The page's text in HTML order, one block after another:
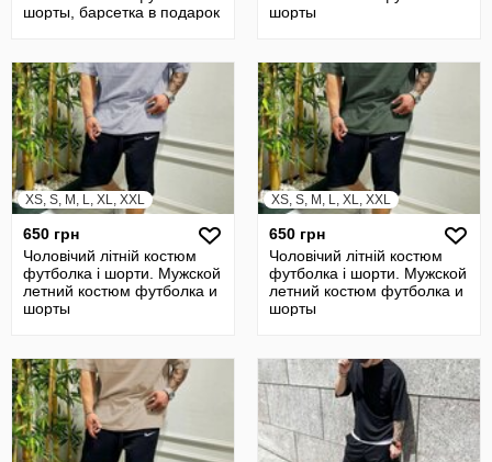
шорты, барсетка в подарок
шорты
XS, S, M, L, XL, XXL
650 грн
Чоловічий літній костюм
футболка і шорти. Мужской
летний костюм футболка и
шорты
XS, S, M, L, XL, XXL
650 грн
Чоловічий літній костюм
футболка і шорти. Мужской
летний костюм футболка и
шорты